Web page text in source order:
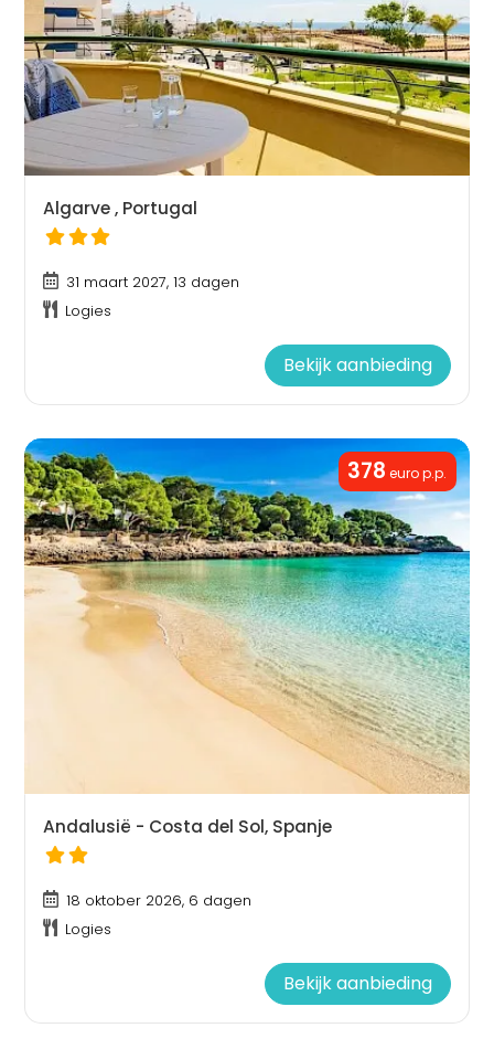
Algarve , Portugal
31 maart 2027, 13 dagen
Logies
Bekijk aanbieding
378 euro p.p.
Andalusië - Costa del Sol, Spanje
18 oktober 2026, 6 dagen
Logies
Bekijk aanbieding